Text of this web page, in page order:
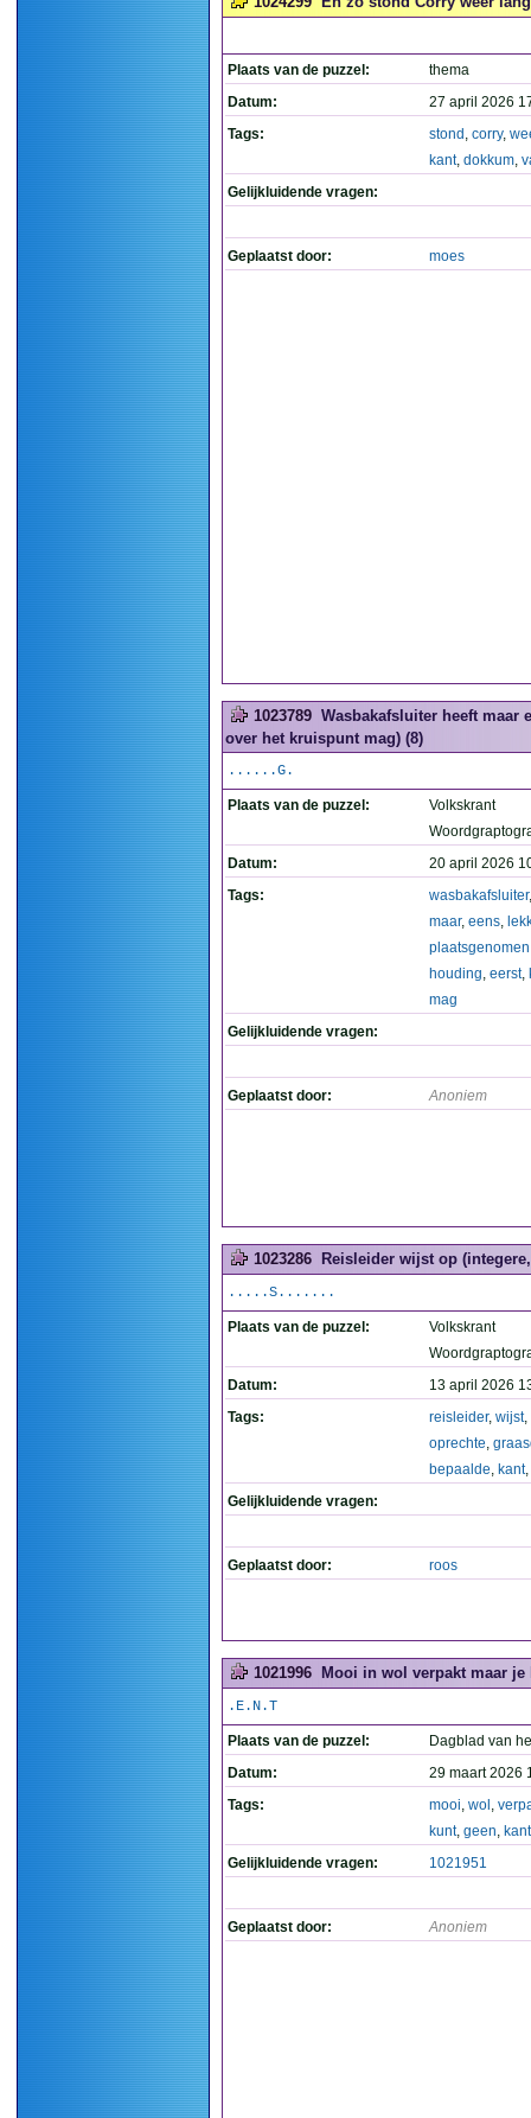
Plaats van de puzzel:
thema
Datum:
27 april 2026
Tags:
stond , corry,
kant, dokkum,
Gelijkluidende vragen:
Geplaatst door: moes
1023789 Wasbakafsluiter heeft maar
over het kruispunt mag) (8)
......G.
Plaats van de puzzel:
Volkskrant
Datum:
20 april 2026
Tags:
wasbakafsluiter
maar, eens,
plaatsgenomen
houding, eerst,
mag
Gelijkluidende vragen:
Geplaatst door: Anoniem
1023286 Reisleider wijst op
.....S.......
Plaats van de puzzel:
Volkskrant
Datum:
13 april 2026
Tags:
reisleider, wijst,
oprechte,
bepaalde, kant,
Gelijkluidende vragen:
Geplaatst door: roos
1021996 Mooi in wol verpakt maar je
.E.N.T
Plaats van de puzzel:
Dagblad van
Datum:
29 maart 2026
Tags:
mooi, wol ,
kunt, geen, kant
Gelijkluidende vragen:
1021951
Geplaatst door: Anoniem